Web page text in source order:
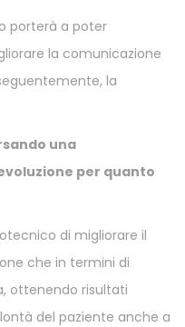
porterà a poter
la comunicazione
la
una
per quanto
di migliorare il
che in termini di
ottenendo risultati
del paziente anche a